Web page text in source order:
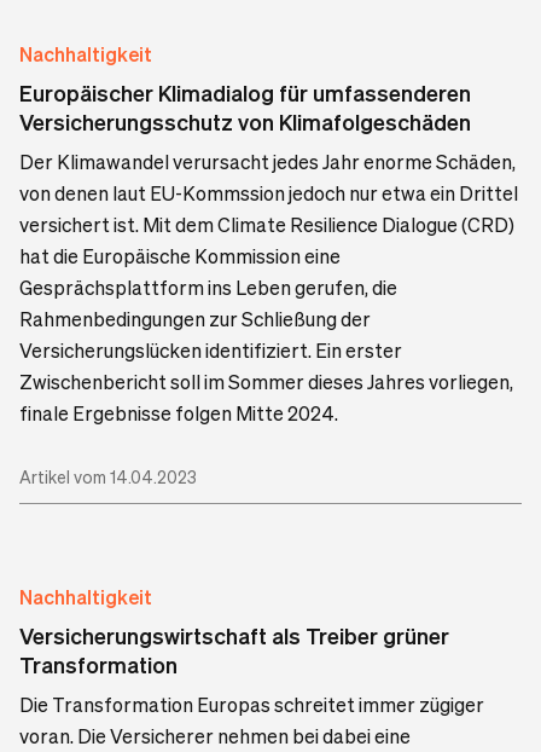
Nachhaltigkeit
Europäischer Klimadialog für umfassenderen
Versicherungsschutz von Klimafolgeschäden
Der Klimawandel verursacht jedes Jahr enorme Schäden,
von denen laut EU-Kommssion jedoch nur etwa ein Drittel
versichert ist. Mit dem Climate Resilience Dialogue (CRD)
hat die Europäische Kommission eine
Gesprächsplattform ins Leben gerufen, die
Rahmenbedingungen zur Schließung der
Versicherungslücken identifiziert. Ein erster
Zwischenbericht soll im Sommer dieses Jahres vorliegen,
finale Ergebnisse folgen Mitte 2024.
Artikel vom 14.04.2023
Nachhaltigkeit
Versicherungswirtschaft als Treiber grüner
Transformation
Die Transformation Europas schreitet immer zügiger
voran. Die Versicherer nehmen bei dabei eine